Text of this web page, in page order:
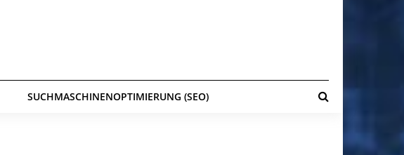
SUCHMASCHINENOPTIMIERUNG (SEO)